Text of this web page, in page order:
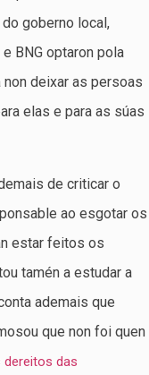
goberno local,
BNG optaron pola
deixar as persoas
elas e para as súas
de criticar o
ao esgotar os
estar feitos os
tamén a estudar a
ademais que
que non foi quen
dereitos das